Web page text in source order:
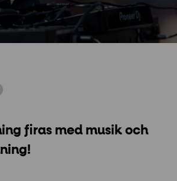
firas med musik och